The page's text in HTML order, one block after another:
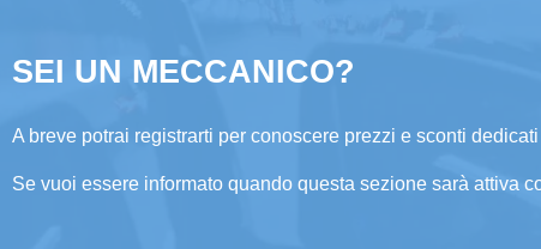
SEI UN MECCANICO?
A breve potrai registrarti per conoscere prezzi e sconti
Se vuoi essere informato quando questa sezione sarà attiva